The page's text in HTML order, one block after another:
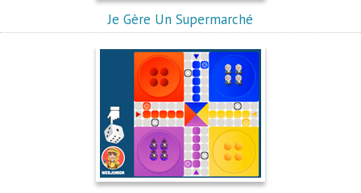
Je Gère Un Supermarché